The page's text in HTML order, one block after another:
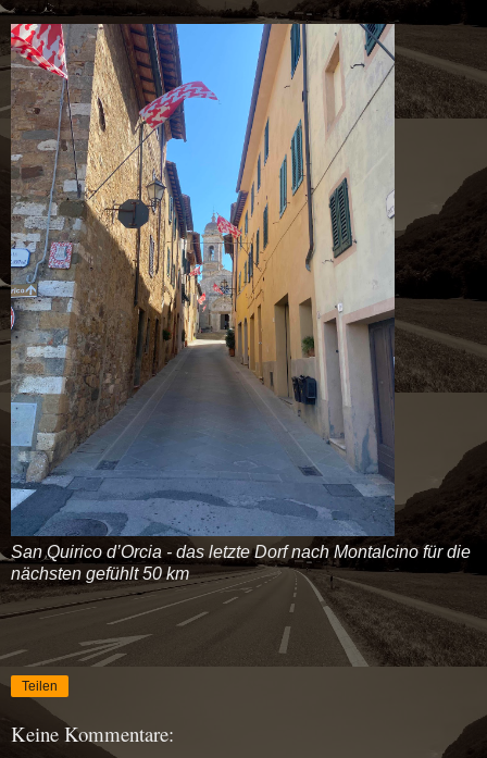
San Quirico d’Orcia - das letzte Dorf nach Montalcino für die
nächsten gefühlt 50 km
Teilen
Keine Kommentare: